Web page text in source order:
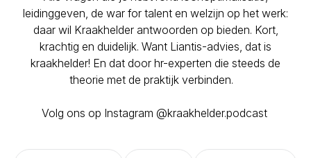
leidinggeven, de war for talent en welzijn op het werk:
daar wil Kraakhelder antwoorden op bieden. Kort,
krachtig en duidelijk. Want Liantis-advies, dat is
kraakhelder! En dat door hr-experten die steeds de
theorie met de praktijk verbinden.
Volg ons op Instagram @kraakhelder.podcast